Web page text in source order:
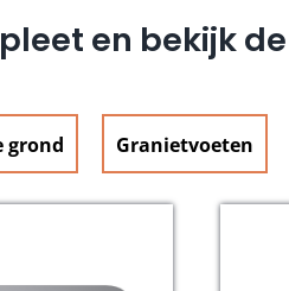
en bekijk
grond Granietvoeten